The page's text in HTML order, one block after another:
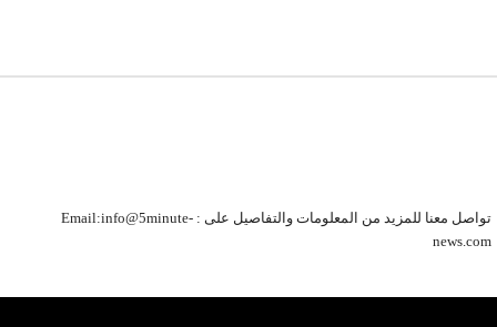
تواصل معنا للمزيد من المعلومات والتفاصيل على : Email:info@5minute-
news.com